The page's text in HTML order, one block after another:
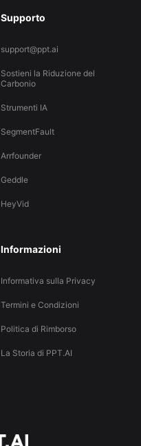
Supporto
support@ppt.ai
Sostieni la Riduzione del
Carbonio
Strumenti IA
SegmentFault
Arrfounder
Geddle
HeyVid
Informazioni
Informativa sulla Privacy
Termini e Condizioni
Politica di Rimborso
La Storia di PPT.AI